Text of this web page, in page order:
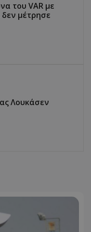
του VAR με
δεν μέτρησε
Λουκάσεν